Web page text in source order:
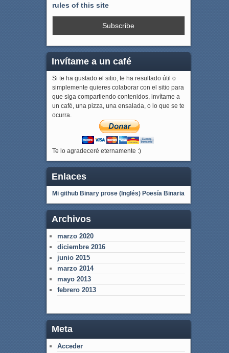
rules of this site
Invítame a un café
Si te ha gustado el sitio, te ha resultado útil o
simplemente quieres colaborar con el sitio para
que siga compartiendo contenidos, invítame a
un café, una pizza, una ensalada, o lo que se te
ocurra.
Te lo agradeceré eternamente :)
Enlaces
Mi github Binary prose (Inglés) Poesía Binaria
Archivos
marzo 2020
diciembre 2016
junio 2015
marzo 2014
mayo 2013
febrero 2013
Meta
Acceder